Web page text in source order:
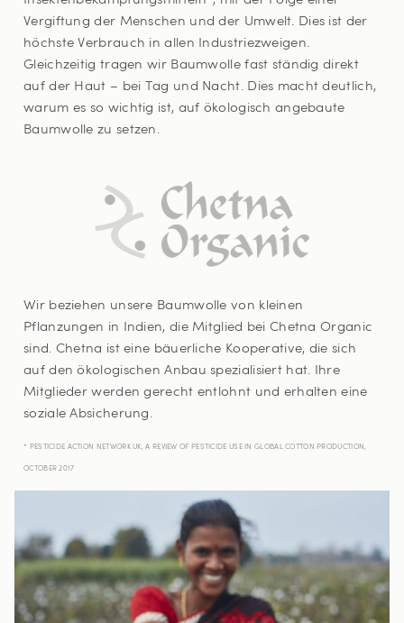
Vergiftung der Menschen und der Umwelt. Dies ist der
höchste Verbrauch in allen Industriezweigen.
Gleichzeitig tragen wir Baumwolle fast ständig direkt
auf der Haut – bei Tag und Nacht. Dies macht deutlich,
warum es so wichtig ist, auf ökologisch angebaute
Baumwolle zu setzen.
Wir beziehen unsere Baumwolle von kleinen
Pflanzungen in Indien, die Mitglied bei Chetna Organic
sind. Chetna ist eine bäuerliche Kooperative, die sich
auf den ökologischen Anbau spezialisiert hat. Ihre
Mitglieder werden gerecht entlohnt und erhalten eine
soziale Absicherung.
* PESTICIDE ACTION NETWORK UK, A REVIEW OF PESTICIDE USE IN GLOBAL COTTON PRODUCTION,
OCTOBER 2017